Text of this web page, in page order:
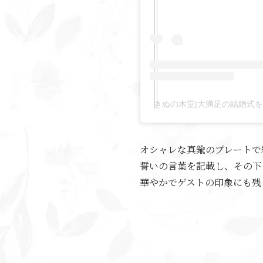
きぬの木堂|大満足の結婚式
オシャレな真鍮のプレート
誓いの言葉を記載し、その
華やかでゲストの印象にも